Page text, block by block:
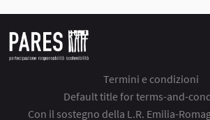
Termini e condizioni
Default title for terms-and-
Con il sostegno della L.R. Emilia-